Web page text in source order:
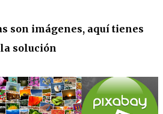
son imágenes, aquí tienes
la solución